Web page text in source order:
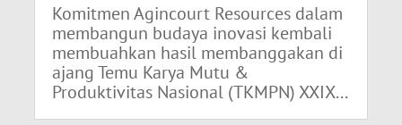
Komitmen Agincourt Resources dalam
membangun budaya inovasi kembali
membuahkan hasil membanggakan di
ajang Temu Karya Mutu &
Produktivitas Nasional (TKMPN) XXIX...